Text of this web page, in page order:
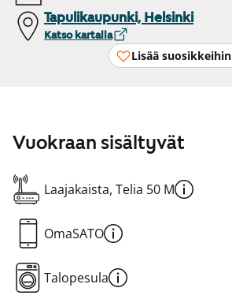
Tapulikaupunki, Helsinki
Katso kartalla
Lisää suosikkeihin
Vuokraan sisältyvät
Laajakaista, Telia 50 M
OmaSATO
Talopesula